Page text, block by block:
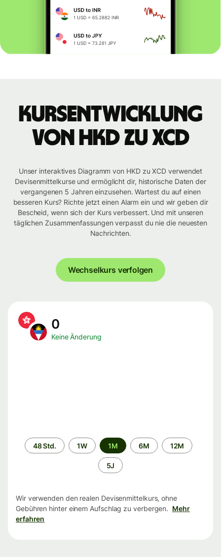
Kursentwicklung
von HKD zu XCD
Unser interaktives Diagramm von HKD zu XCD verwendet
Devisenmittelkurse und ermöglicht dir, historische Daten der
vergangenen 5 Jahren einzusehen. Wartest du auf einen
besseren Kurs? Richte jetzt einen Alarm ein und wir geben dir
Bescheid, wenn sich der Kurs verbessert. Und mit unseren
täglichen Zusammenfassungen verpasst du nie die neuesten
Nachrichten.
Wechselkurs verfolgen
0
Keine Änderung
Zeitraum
48 Std. 1W 1M 6M 12M
5J
Wir verwenden den realen Devisenmittelkurs, ohne
Gebühren hinter einem Aufschlag zu verbergen. Mehr
erfahren